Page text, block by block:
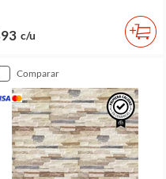
c/u
comparar